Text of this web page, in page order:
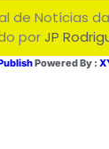
de Notícias da
porJP
Powered By :